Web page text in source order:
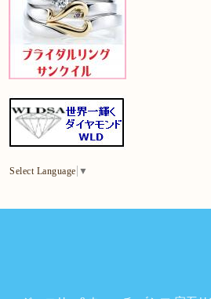
Select Language ▼